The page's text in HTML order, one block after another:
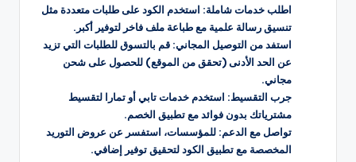
اطلب خدمات شاملة: استخدم الكود على طلبات متعددة مثل
تنسيق رسالة علمية مع طباعة ملف فاخر لتوفير أكبر.
استفد من التوصيل المجاني: قم بالتسوق للطلبات التي تزيد
عن الحد الأدنى (تحقق من الموقع) للحصول على شحن
مجاني.
جرب التقسيط: استخدم خدمات تابي أو تمارا لتقسيط
مشترياتك بدون فوائد مع تطبيق الخصم.
تواصل مع الدعم: للمؤسسات، استفسر عن عروض التوريد
المخصصة مع تطبيق الكود لتحقيق توفير إضافي.